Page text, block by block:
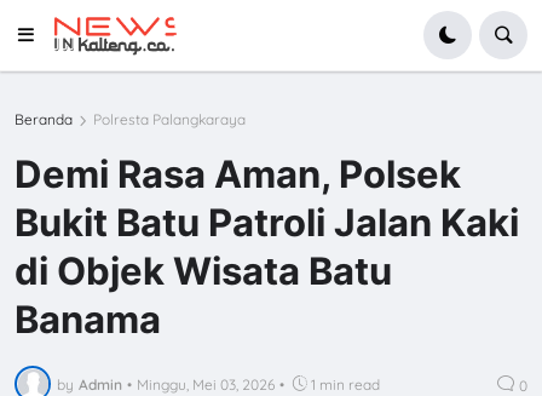
Beranda Polresta Palangkaraya
Demi Rasa Aman, Polsek
Bukit Batu Patroli Jalan Kaki
di Objek Wisata Batu
Banama
by Admin • Minggu, Mei 03, 2026 • 1 min read 0